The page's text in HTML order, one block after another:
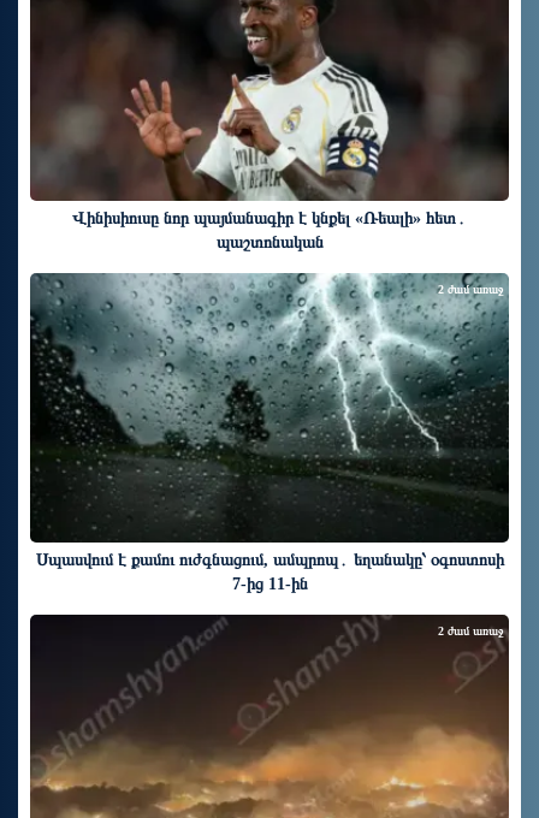
Վինիսիուսը նոր պայմանագիր է կնքել «Ռեալի» հետ․
պաշտոնական
Սպասվում է քամու ուժգնացում, ամպրոպ․ եղանակը՝ օգոստոսի
7-ից 11-ին
2 ժամ առաջ
2 ժամ առաջ